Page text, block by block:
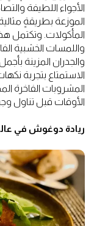
الأجواء اللطيفة
الموزعة بطريقةٍ
المأكولات. وتكتمل هذه
واللمسات الخشبية
والجدران المزينة
الاستمتاع بتجربة
المشروبات الفاخرة
الأوقات قبل تناول
ريادة دوغوش في